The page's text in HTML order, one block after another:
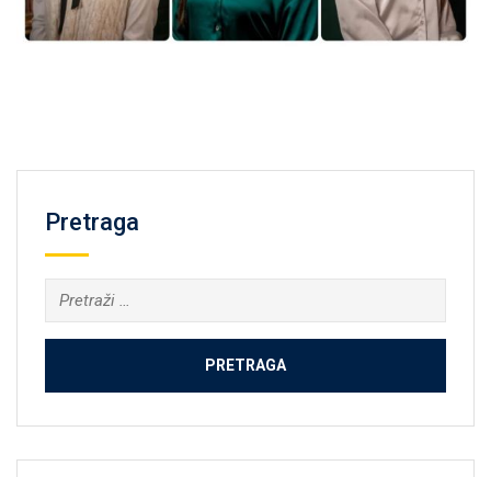
Pretraga
Pretraga: